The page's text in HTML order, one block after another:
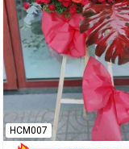
HCM007